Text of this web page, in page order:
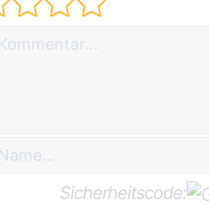
Sicherheitscode: